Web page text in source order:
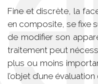
Fine et discrète, la
en composite, se fixe
de modifier son
traitement peut
plus ou moins
l’objet d’une